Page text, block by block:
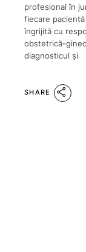
profesional în
fiecare
îngrijită cu
obstetrică-
diagnosticul și
SHARE